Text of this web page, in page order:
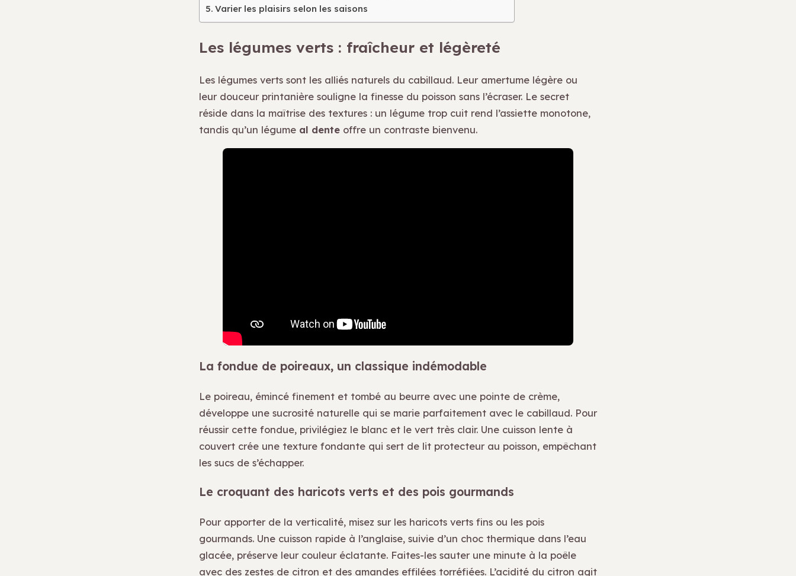
Varier les plaisirs selon les saisons
Les légumes verts : fraîcheur et légèreté
Les légumes verts sont les alliés naturels du cabillaud. Leur amertume légère ou
leur douceur printanière souligne la finesse du poisson sans l’écraser. Le secret
réside dans la maîtrise des textures : un légume trop cuit rend l’assiette monotone,
tandis qu’un légume al dente offre un contraste bienvenu.
La fondue de poireaux, un classique indémodable
Le poireau, émincé finement et tombé au beurre avec une pointe de crème,
développe une sucrosité naturelle qui se marie parfaitement avec le cabillaud. Pour
réussir cette fondue, privilégiez le blanc et le vert très clair. Une cuisson lente à
couvert crée une texture fondante qui sert de lit protecteur au poisson, empêchant
les sucs de s’échapper.
Le croquant des haricots verts et des pois gourmands
Pour apporter de la verticalité, misez sur les haricots verts fins ou les pois
gourmands. Une cuisson rapide à l’anglaise, suivie d’un choc thermique dans l’eau
glacée, préserve leur couleur éclatante. Faites-les sauter une minute à la poêle
avec des zestes de citron et des amandes effilées torréfiées. L’acidité du citron agit